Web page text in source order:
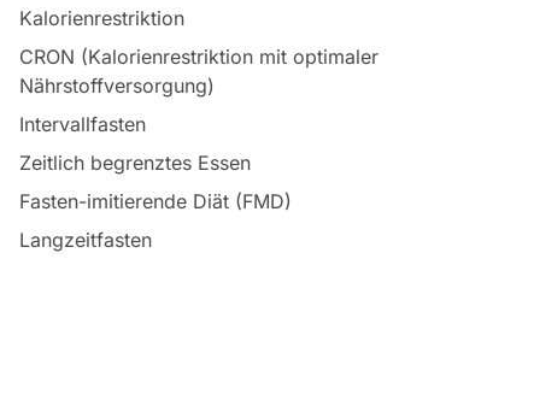
Kalorienrestriktion
CRON (Kalorienrestriktion mit optimaler
Nährstoffversorgung)
Intervallfasten
Zeitlich begrenztes Essen
Fasten-imitierende Diät (FMD)
Langzeitfasten